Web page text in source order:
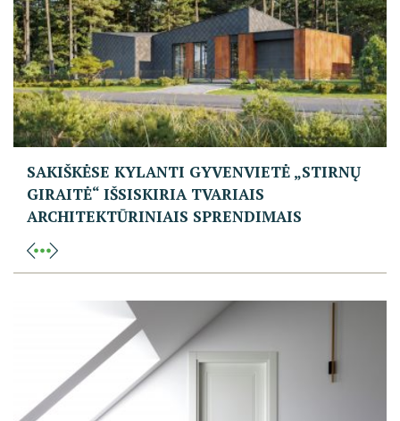
SAKIŠKĖSE KYLANTI GYVENVIETĖ „STIRNŲ
GIRAITĖ“ IŠSISKIRIA TVARIAIS
ARCHITEKTŪRINIAIS SPRENDIMAIS